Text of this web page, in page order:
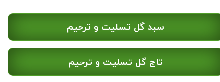
سبد گل تسلیت و ترحیم
تاج گل تسلیت و ترحیم